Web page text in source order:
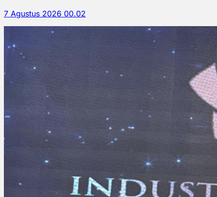
7 Agustus 2026 00.02